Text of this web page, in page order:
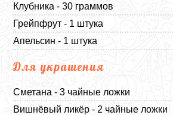
Клубника - 30 граммов
Грейпфрут - 1 штука
Апельсин - 1 штука
Для украшения
Сметана - 3 чайные ложки
Вишнёвый ликёр - 2 чайные ложки